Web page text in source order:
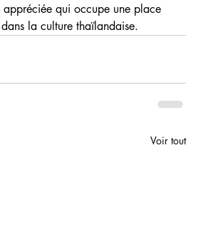
appréciée qui occupe une place
la culture thaïlandaise.
Voir tout